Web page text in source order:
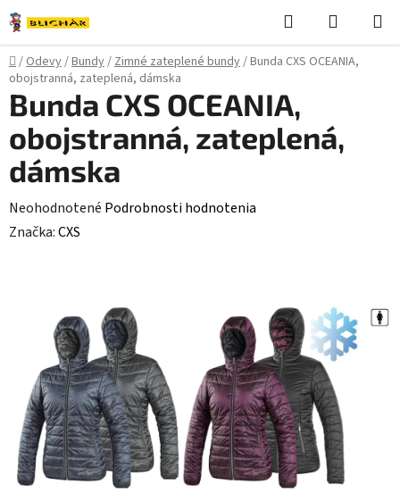
Prejsť
na
obsah
Hľadať
KOŠÍK
Domov
/Odevy/Bundy/Zimné zateplené bundy/Bunda CXS OCEANIA,
obojstranná, zateplená, dámska
Bunda CXS OCEANIA,
obojstranná, zateplená,
dámska
Priemerné
hodnotenie
hviezdičiek.
Neohodnotené Podrobnosti hodnotenia
Značka:CXS